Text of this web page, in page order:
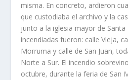
misma. En concreto, ardieron
que custodiaba el archivo y la
junto a la iglesia mayor de Santa
incendiadas fueron: calle Vieja,
Morruma y calle de San Juan,
Norte a Sur. El incendio
octubre, durante la feria de San